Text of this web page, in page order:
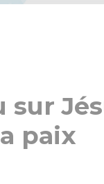
sur
paix